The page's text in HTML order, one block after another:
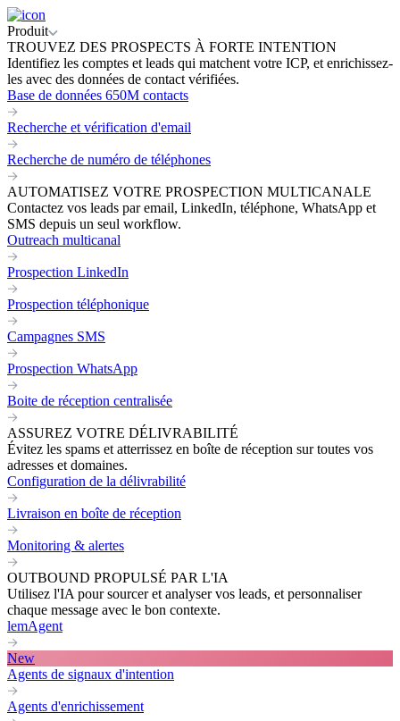
Produit
TROUVEZ DES PROSPECTS À FORTE INTENTION
Identifiez les comptes et leads qui matchent votre ICP, et enrichissez-
les avec des données de contact vérifiées.
Base de données 650M contacts
Recherche et vérification d'email
Recherche de numéro de téléphones
AUTOMATISEZ VOTRE PROSPECTION MULTICANALE
Contactez vos leads par email, LinkedIn, téléphone, WhatsApp et
SMS depuis un seul workflow.
Outreach multicanal
Prospection LinkedIn
Prospection téléphonique
Campagnes SMS
Prospection WhatsApp
Boite de réception centralisée
ASSUREZ VOTRE DÉLIVRABILITÉ
Évitez les spams et atterrissez en boîte de réception sur toutes vos
adresses et domaines.
Configuration de la délivrabilité
Livraison en boîte de réception
Monitoring & alertes
OUTBOUND PROPULSÉ PAR L'IA
Utilisez l'IA pour sourcer et analyser vos leads, et personnaliser
chaque message avec le bon contexte.
lemAgent
New
Agents de signaux d'intention
Agents d'enrichissement